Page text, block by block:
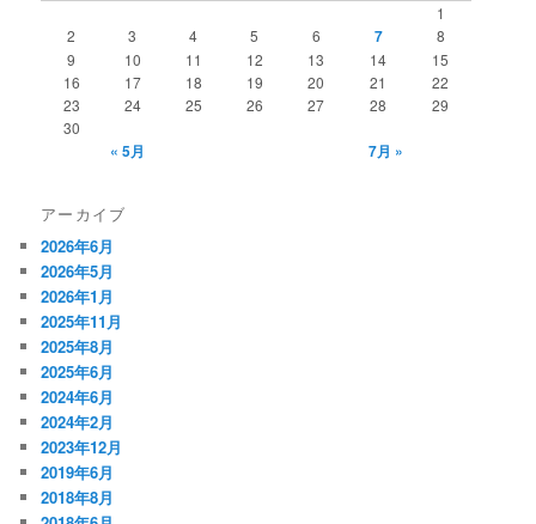
1
2
3 4 5 6 7
8
9
10 11 12 13 14
15
16
17 18 19 20 21
22
23
24 25 26 27 28
29
30
« 5月 7月 »
アーカイブ
2026年6月
2026年5月
2026年1月
2025年11月
2025年8月
2025年6月
2024年6月
2024年2月
2023年12月
2019年6月
2018年8月